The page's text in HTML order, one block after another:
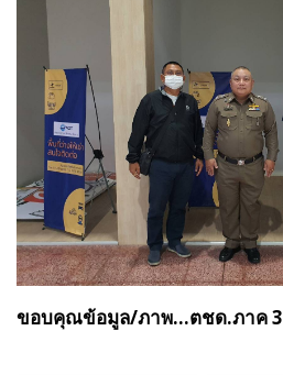
ขอบคุณข้อมูล/ภาพ...ตชด.ภาค 3